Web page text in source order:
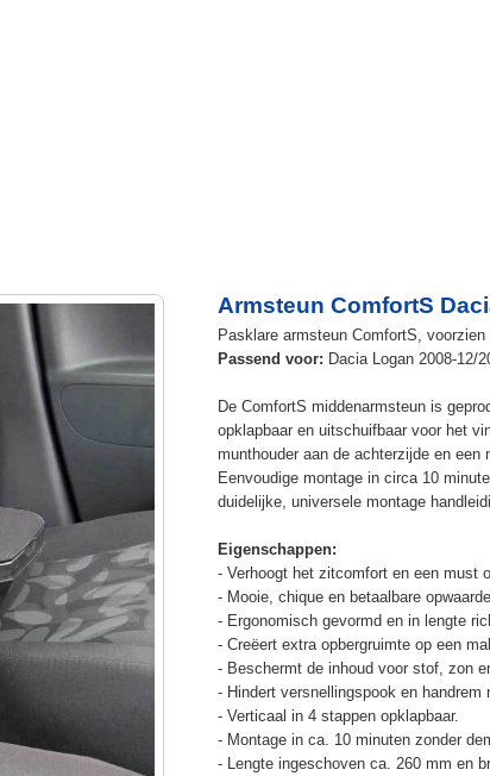
Armsteun ComfortS
Pasklare armsteun ComfortS,
Passend voor: Dacia Logan 2008-12/
De ComfortS middenarmsteun is
opklapbaar en uitschuifbaar voor het
munthouder aan de achterzijde en een
Eenvoudige montage in circa 10
duidelijke, universele montage
Eigenschappen:
- Verhoogt het zitcomfort en een must
- Mooie, chique en betaalbare
- Ergonomisch gevormd en in lengte
- Creëert extra opbergruimte op een
- Beschermt de inhoud voor stof, zon
- Hindert versnellingspook en handrem
- Verticaal in 4 stappen opklapbaar.
- Montage in ca. 10 minuten zonder
- Lengte ingeschoven ca. 260 mm en